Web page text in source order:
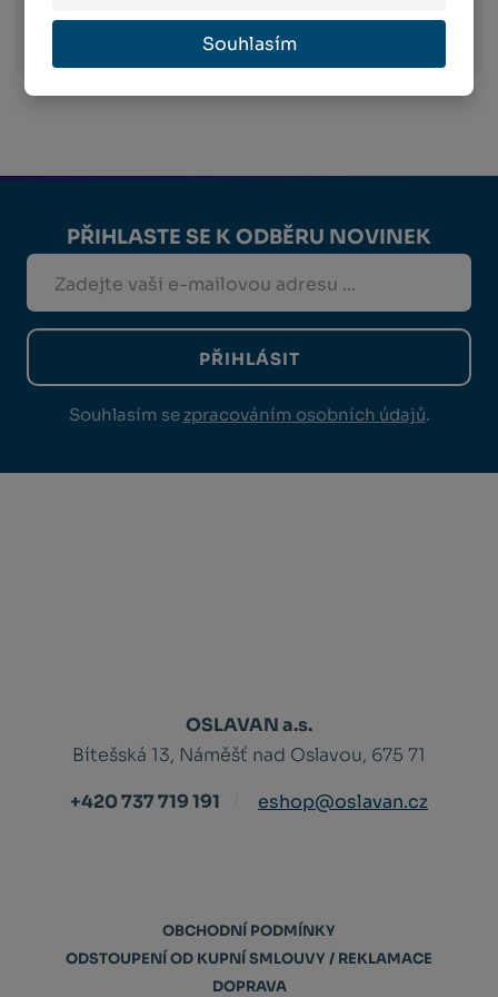
Souhlasím
PŘIHLASTE SE K ODBĚRU NOVINEK
PŘIHLÁSIT
Souhlasím se zpracováním osobních údajů.
OSLAVAN a.s.
Bítešská 13, Náměšť nad Oslavou, 675 71
+420 737 719 191
eshop@oslavan.cz
OBCHODNÍ PODMÍNKY
ODSTOUPENÍ OD KUPNÍ SMLOUVY / REKLAMACE
DOPRAVA